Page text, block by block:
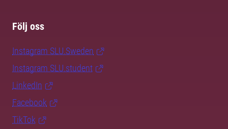
Följ oss
Instagram SLU.Sweden
Instagram SLU.student
LinkedIn
Facebook
TikTok